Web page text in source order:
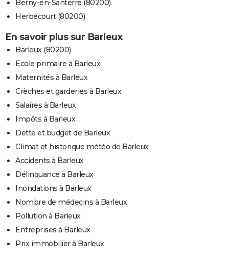
Berny-en-Santerre (80200)
Herbécourt (80200)
En savoir plus sur Barleux
Barleux (80200)
Ecole primaire à Barleux
Maternités à Barleux
Crèches et garderies à Barleux
Salaires à Barleux
Impôts à Barleux
Dette et budget de Barleux
Climat et historique météo de Barleux
Accidents à Barleux
Délinquance à Barleux
Inondations à Barleux
Nombre de médecins à Barleux
Pollution à Barleux
Entreprises à Barleux
Prix immobilier à Barleux